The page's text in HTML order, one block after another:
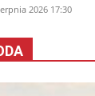
2026 17:30